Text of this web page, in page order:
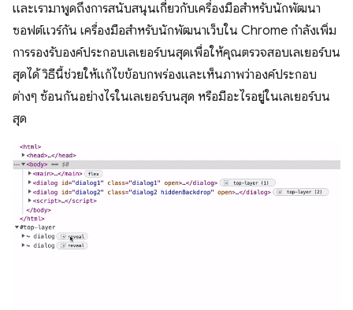
และเรามาพูดถึงการสนับสนุนเกี่ยวกับเครื่องมือสำหรับนักพัฒนา
ซอฟต์แวร์กัน เครื่องมือสำหรับนักพัฒนาเว็บใน Chrome กำลังเพิ่ม
การรองรับองค์ประกอบเลเยอร์บนสุดเพื่อให้คุณตรวจสอบเลเยอร์บน
สุดได้ วิธีนี้ช่วยให้แก้ไขข้อบกพร่องและเห็นภาพว่าองค์ประกอบ
ต่างๆ ซ้อนกันอย่างไรในเลเยอร์บนสุด หรือมีอะไรอยู่ในเลเยอร์บน
สุด